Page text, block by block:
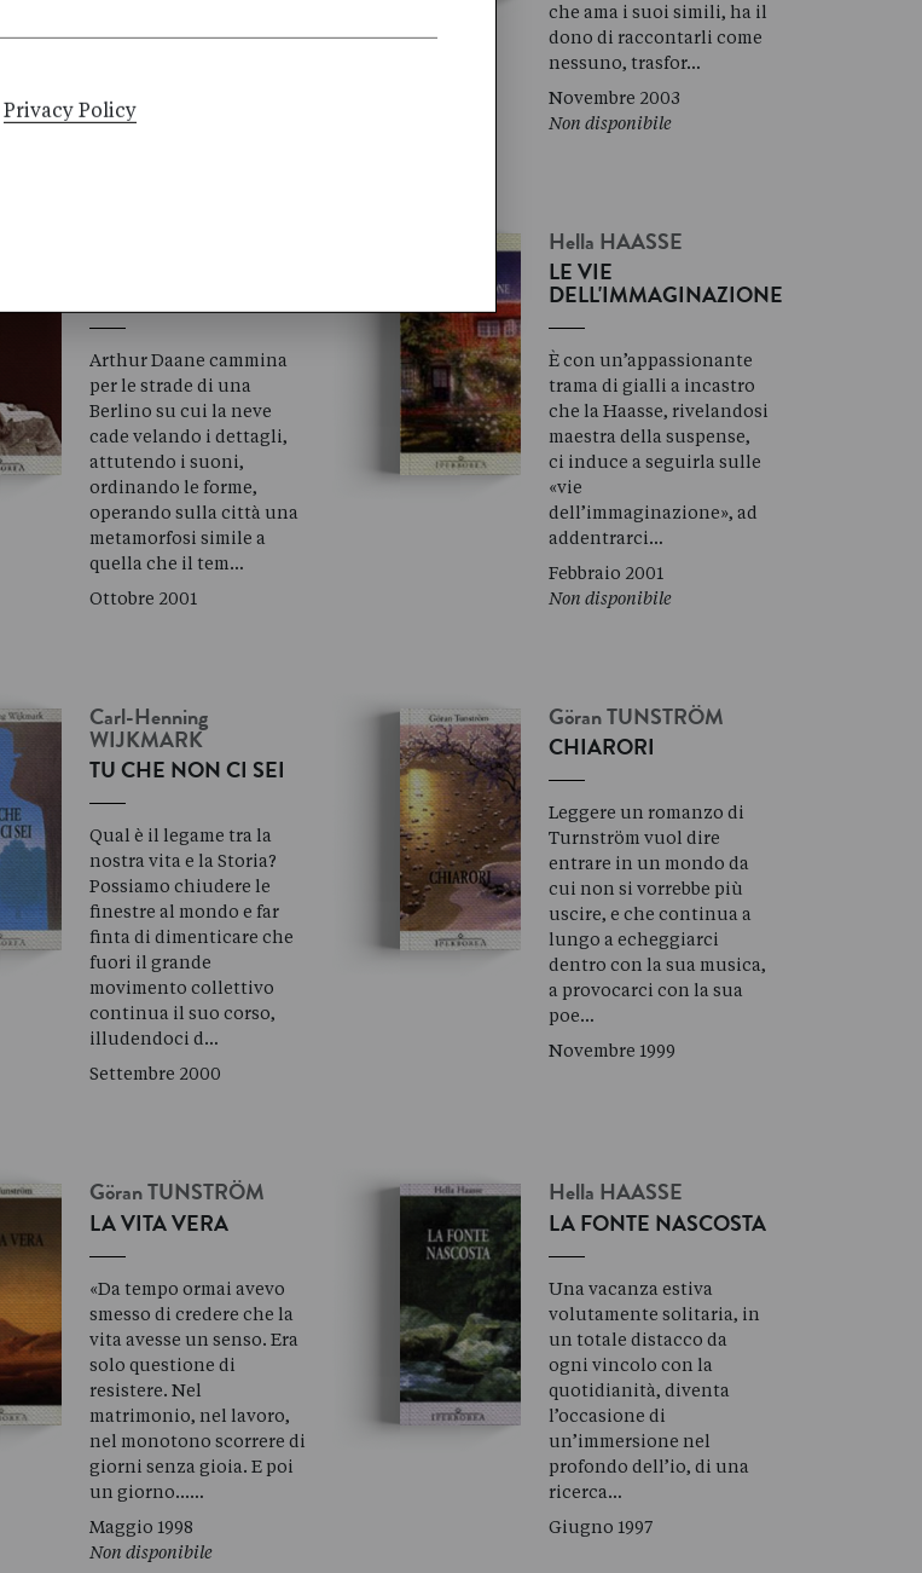
semplicità, l’autenticità e
Gennaio 2004
che ama i suoi simili, ha il
dono di raccontarli come
nessuno, trasfor…
Novembre 2003
Non disponibile
Arthur Daane cammina
per le strade di una
Berlino su cui la neve
cade velando i dettagli,
attutendo i suoni,
ordinando le forme,
operando sulla città una
metamorfosi simile a
quella che il tem…
Ottobre 2001
Hella HAASSE
LE VIE
DELL'IMMAGINAZIONE
È con un’appassionante
trama di gialli a incastro
che la Haasse, rivelandosi
maestra della suspense,
ci induce a seguirla sulle
«vie
dell’immaginazione», ad
addentrarci…
Febbraio 2001
Non disponibile
Carl-Henning
WIJKMARK
TU CHE NON CI SEI
Qual è il legame tra la
nostra vita e la Storia?
Possiamo chiudere le
finestre al mondo e far
finta di dimenticare che
fuori il grande
movimento collettivo
continua il suo corso,
illudendoci d…
Settembre 2000
Göran TUNSTRÖM
CHIARORI
Leggere un romanzo di
Turnström vuol dire
entrare in un mondo da
cui non si vorrebbe più
uscire, e che continua a
lungo a echeggiarci
dentro con la sua musica,
a provocarci con la sua
poe…
Novembre 1999
Göran TUNSTRÖM
LA VITA VERA
«Da tempo ormai avevo
smesso di credere che la
vita avesse un senso. Era
solo questione di
resistere. Nel
matrimonio, nel lavoro,
nel monotono scorrere di
giorni senza gioia. E poi
un giorno...…
Maggio 1998
Non disponibile
Hella HAASSE
LA FONTE NASCOSTA
Una vacanza estiva
volutamente solitaria, in
un totale distacco da
ogni vincolo con la
quotidianità, diventa
l’occasione di
un’immersione nel
profondo dell’io, di una
ricerca…
Giugno 1997
Privacy Policy